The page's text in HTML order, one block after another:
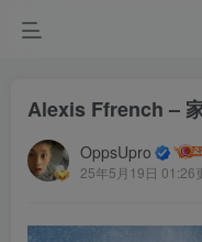
Alexis Ffrench –
OppsUpro
25年5月19日 01:26